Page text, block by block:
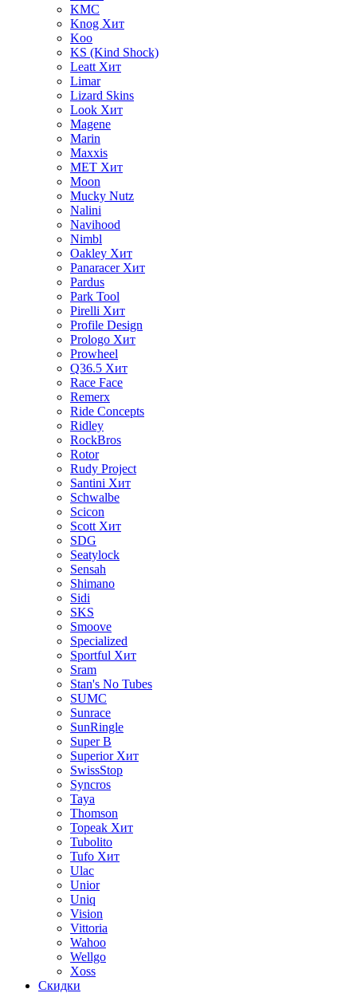
KMC
Knog Хит
Koo
KS (Kind Shock)
Leatt Хит
Limar
Lizard Skins
Look Хит
Magene
Marin
Maxxis
MET Хит
Moon
Mucky Nutz
Nalini
Navihood
Nimbl
Oakley Хит
Panaracer Хит
Pardus
Park Tool
Pirelli Хит
Profile Design
Prologo Хит
Prowheel
Q36.5 Хит
Race Face
Remerx
Ride Concepts
Ridley
RockBros
Rotor
Rudy Project
Santini Хит
Schwalbe
Scicon
Scott Хит
SDG
Seatylock
Sensah
Shimano
Sidi
SKS
Smoove
Specialized
Sportful Хит
Sram
Stan's No Tubes
SUMC
Sunrace
SunRingle
Super B
Superior Хит
SwissStop
Syncros
Taya
Thomson
Topeak Хит
Tubolito
Tufo Хит
Ulac
Unior
Uniq
Vision
Vittoria
Wahoo
Wellgo
Xoss
Скидки